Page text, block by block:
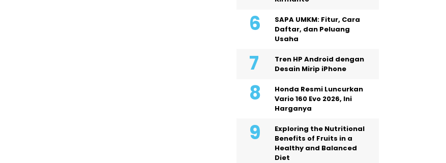
SAPA UMKM: Fitur, Cara
Daftar, dan Peluang
Usaha
Tren HP Android dengan
Desain Mirip iPhone
Honda Resmi Luncurkan
Vario 160 Evo 2026, Ini
Harganya
Exploring the Nutritional
Benefits of Fruits in a
Healthy and Balanced
Diet